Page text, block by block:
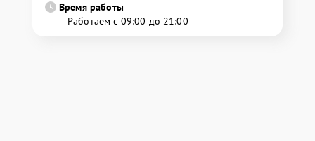
Время работы
Работаем с 09:00 до 21:00